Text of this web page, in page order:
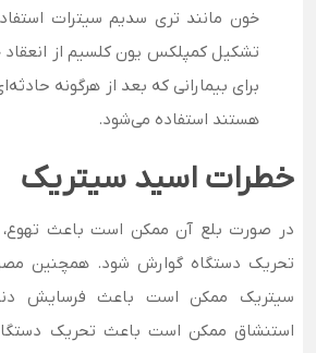
خون مانند تری سدیم سیترات
تشکیل کمپلکس یون کلسیم از
برای بیمارانی که بعد از هرگونه
هستند استفاده می‌شود.
خطرات اسید سیتریک
در صورت بلع آن ممکن است باعث تهوع،
تحریک دستگاه گوارش شود. همچنین
سیتریک ممکن است باعث فرسایش
استنشاق ممکن است باعث تحریک